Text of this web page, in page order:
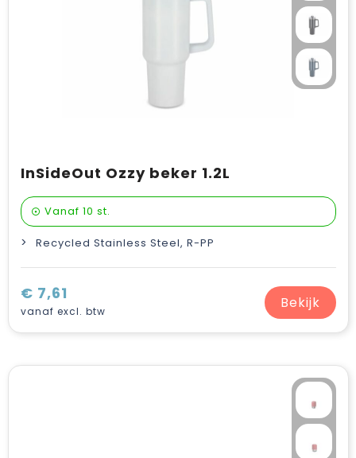
InSideOut Ozzy beker 1.2L
Vanaf 10 st.
Recycled Stainless Steel, R-PP
€ 7,61
vanaf excl. btw Bekijk